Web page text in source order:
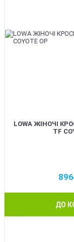
LOWA ЖІНОЧІ
TF
ДО